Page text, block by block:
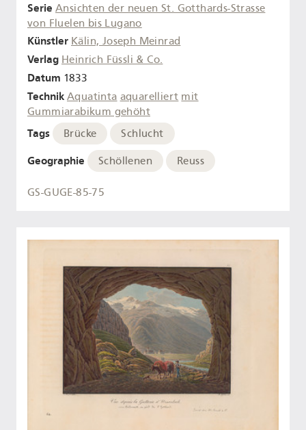
Serie Ansichten der neuen St. Gotthards-Strasse
von Fluelen bis Lugano
Künstler Kälin, Joseph Meinrad
Verlag Heinrich Füssli & Co.
Datum 1833
Technik Aquatinta aquarelliert mit
Gummiarabikum gehöht
Tags Brücke Schlucht
Geographie Schöllenen Reuss
GS-GUGE-85-75